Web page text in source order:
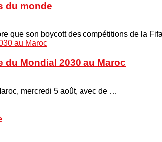
du monde
que son boycott des compétitions de la
du Mondial 2030 au Maroc
mercredi 5 août, avec de …